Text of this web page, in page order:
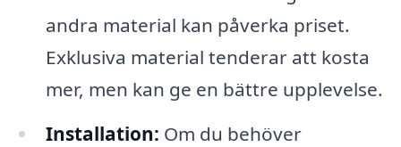
andra material kan påverka priset.
Exklusiva material tenderar att kosta
mer, men kan ge en bättre upplevelse.
Installation: Om du behöver